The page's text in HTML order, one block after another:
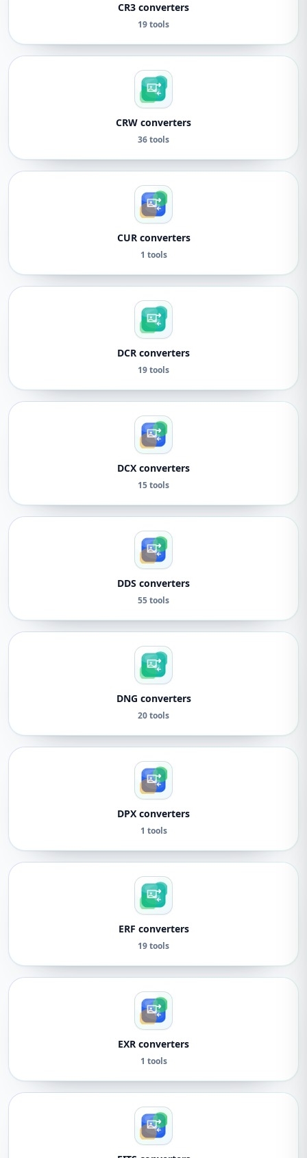
CR3 converters
19 tools
CRW converters
36 tools
CUR converters
1 tools
DCR converters
19 tools
DCX converters
15 tools
DDS converters
55 tools
DNG converters
20 tools
DPX converters
1 tools
ERF converters
19 tools
EXR converters
1 tools